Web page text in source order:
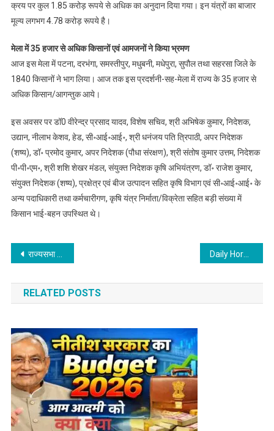
क्रय पर कुल 1.85 करोड़ रूपये से अधिक का अनुदान दिया गया। इन यंत्रों का बाजार
मूल्य लगभग 4.78 करोड़ रूपये है।
मेला में 35 हजार से अधिक किसानों एवं आमजनों ने किया भ्रमण
आज इस मेला में पटना, दरभंगा, समस्तीपुर, मधुबनी, मधेपुरा, सुपौल तथा सहरसा जिले के
1840 किसानों ने भाग लिया। आज तक इस प्रदर्शनी-सह-मेला में राज्य के 35 हजार से
अधिक किसान/आगन्तुक आये।
इस अवसर पर डॉ0 वीरेन्द्र प्रसाद यादव, विशेष सचिव, श्री अभिषेक कुमार, निदेशक,
उद्यान, नीलाभ केशव, हेड, सी॰आई॰आई॰, श्री धनंजय पति त्रिपाठी, अपर निदेशक
(शष्य), डॉ॰ प्रमोद कुमार, अपर निदेशक (पौधा संरक्षण), श्री संतोष कुमार उत्तम, निदेशक
पी॰पी॰एम॰, श्री शशि शेखर मंडल, संयुक्त निदेशक कृषि अभियंत्रण, डॉ॰ राजेश कुमार,
संयुक्त निदेशक (शष्य), प्रक्षेत्र एवं बीज उत्पादन सहित कृषि विभाग एवं सी॰आई॰आई॰ के
अन्य पदाधिकारी तथा कर्मचारीगण, कृषि यंत्र निर्माता/विक्रेता सहित बड़ी संख्या में
किसान भाई-बहन उपस्थित थे।
Post
navigation
राज्यसभा चुनाव से पहले एनडीए ने पटना में विधायकों को दी गई वोटिंग की ट्रेनिंग
RELATED POSTS